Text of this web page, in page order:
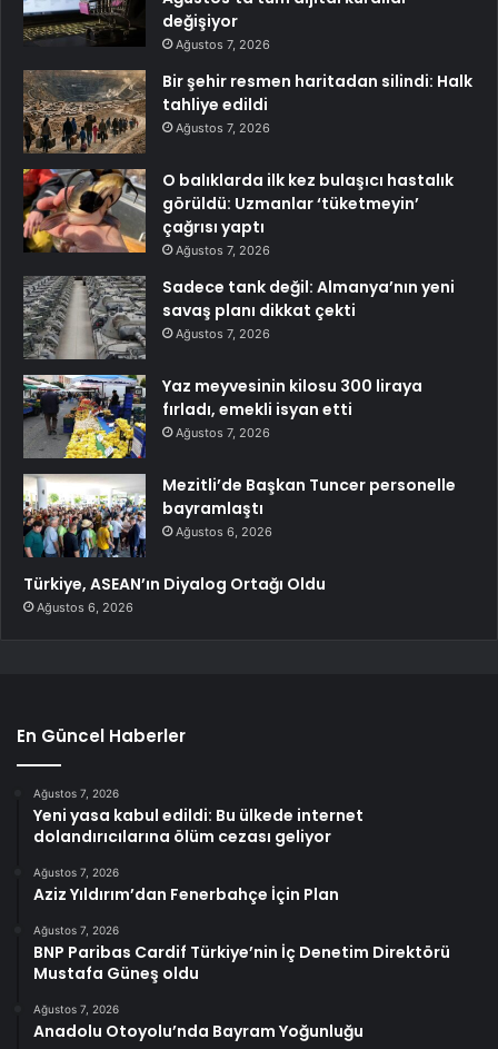
değişiyor
Ağustos 7, 2026
Bir şehir resmen haritadan silindi: Halk
tahliye edildi
Ağustos 7, 2026
O balıklarda ilk kez bulaşıcı hastalık
görüldü: Uzmanlar ‘tüketmeyin’
çağrısı yaptı
Ağustos 7, 2026
Sadece tank değil: Almanya’nın yeni
savaş planı dikkat çekti
Ağustos 7, 2026
Yaz meyvesinin kilosu 300 liraya
fırladı, emekli isyan etti
Ağustos 7, 2026
Mezitli’de Başkan Tuncer personelle
bayramlaştı
Ağustos 6, 2026
Türkiye, ASEAN’ın Diyalog Ortağı Oldu
Ağustos 6, 2026
En Güncel Haberler
Ağustos 7, 2026
Yeni yasa kabul edildi: Bu ülkede internet
dolandırıcılarına ölüm cezası geliyor
Ağustos 7, 2026
Aziz Yıldırım’dan Fenerbahçe İçin Plan
Ağustos 7, 2026
BNP Paribas Cardif Türkiye’nin İç Denetim Direktörü
Mustafa Güneş oldu
Ağustos 7, 2026
Anadolu Otoyolu’nda Bayram Yoğunluğu